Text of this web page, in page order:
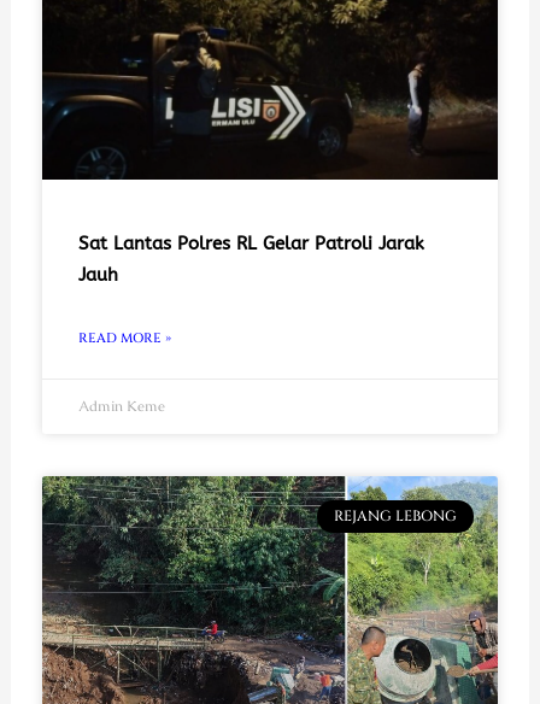
Sat Lantas Polres RL Gelar Patroli Jarak
Jauh
READ MORE »
Admin Keme
REJANG LEBONG